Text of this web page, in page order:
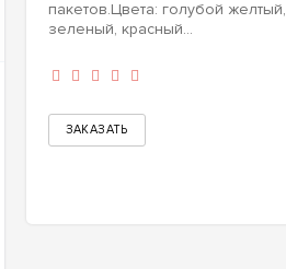
пакетов.Цвета: голубой желтый,
зеленый, красный...